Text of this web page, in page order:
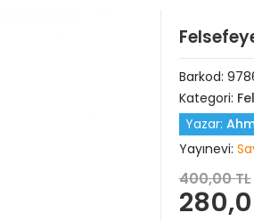
Barkod:
Kategori:
Yazar:
Yayınevi:
400,00 TL